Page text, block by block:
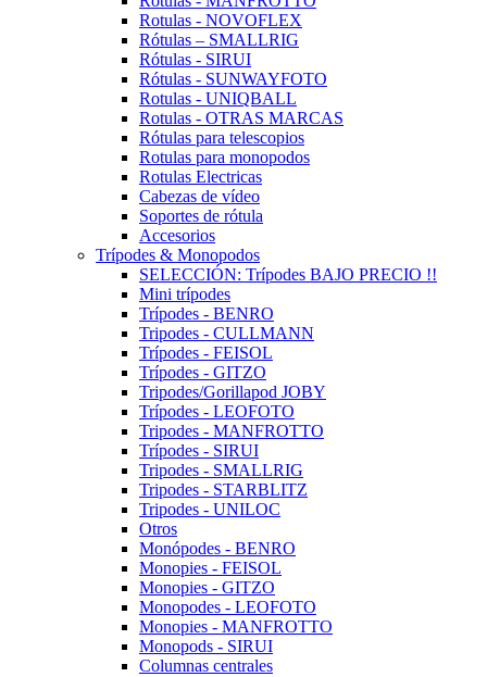
Rotulas - NOVOFLEX
Rótulas – SMALLRIG
Rótulas - SIRUI
Rótulas - SUNWAYFOTO
Rotulas - UNIQBALL
Rotulas - OTRAS MARCAS
Rótulas para telescopios
Rotulas para monopodos
Rotulas Electricas
Cabezas de vídeo
Soportes de rótula
Accesorios
Trípodes & Monopodos
SELECCIÓN: Trípodes BAJO PRECIO !!
Mini trípodes
Trípodes - BENRO
Tripodes - CULLMANN
Trípodes - FEISOL
Trípodes - GITZO
Tripodes/Gorillapod JOBY
Trípodes - LEOFOTO
Tripodes - MANFROTTO
Trípodes - SIRUI
Tripodes - SMALLRIG
Tripodes - STARBLITZ
Tripodes - UNILOC
Otros
Monópodes - BENRO
Monopies - FEISOL
Monopies - GITZO
Monopodes - LEOFOTO
Monopies - MANFROTTO
Monopods - SIRUI
Columnas centrales